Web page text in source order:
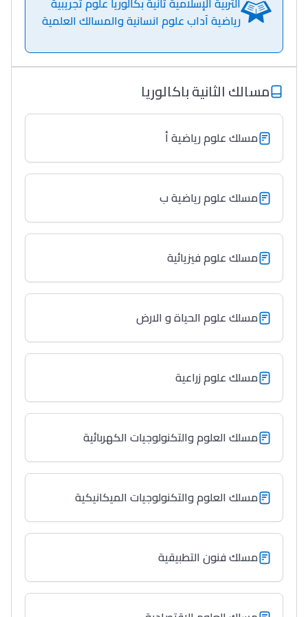
Lycée Maroc
التعليم الثانوي التأهيلي
التعليم الثانوي الإعدادي
Post-Bac
+ de 89 Interviews/Vidéos
ما يزيد عن 149 مهنة
دليل التوجيه
رياضية آداب علوم انسانية والمسالك العلمية
مسالك الثانية باكالوريا
مسلك علوم رياضية أ
مسلك علوم رياضية ب
مسلك علوم فيزيائية
مسلك علوم الحياة و الارض
مسلك علوم زراعية
مسلك العلوم والتكنولوجيات الكهربائية
مسلك العلوم والتكنولوجيات الميكانيكية
مسلك فنون التطبيقية